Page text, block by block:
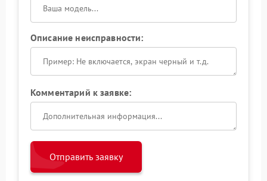
Описание неисправности:
Комментарий к заявке:
Отправить заявку